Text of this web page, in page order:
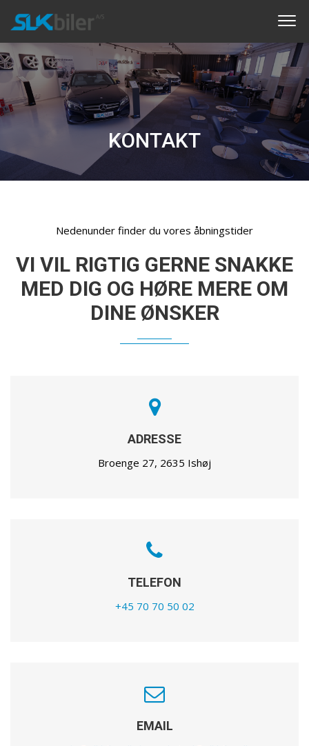
KONTAKT
Nedenunder finder du vores åbningstider
VI VIL RIGTIG GERNE SNAKKE
MED DIG OG HØRE MERE OM
DINE ØNSKER
ADRESSE
Broenge 27, 2635 Ishøj
TELEFON
+45 70 70 50 02
EMAIL